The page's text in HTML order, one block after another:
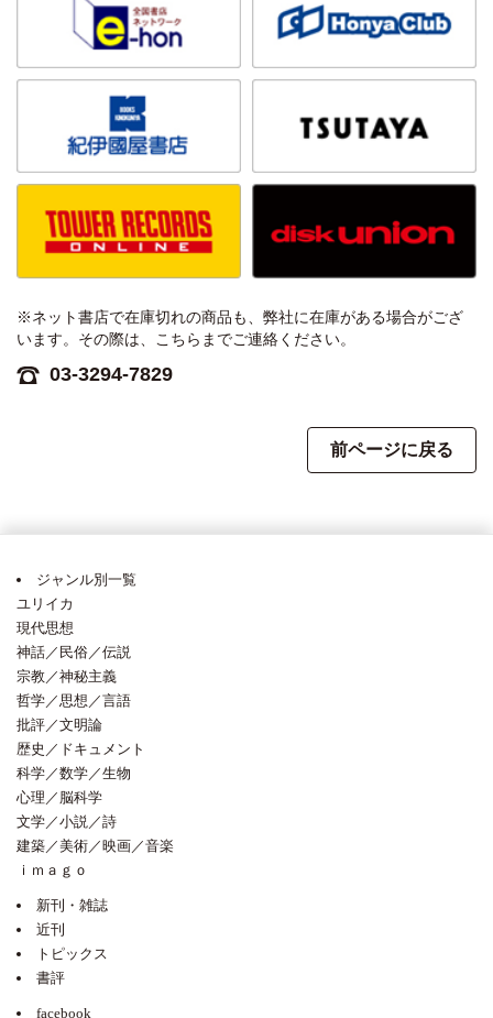
※ネット書店で在庫切れの商品も、弊社に在庫がある場合がござ
います。その際は、こちらまでご連絡ください。
03-3294-7829
前ページに戻る
ジャンル別一覧
ユリイカ
現代思想
神話／民俗／伝説
宗教／神秘主義
哲学／思想／言語
批評／文明論
歴史／ドキュメント
科学／数学／生物
心理／脳科学
文学／小説／詩
建築／美術／映画／音楽
ｉｍａｇｏ
新刊・雑誌
近刊
トピックス
書評
facebook